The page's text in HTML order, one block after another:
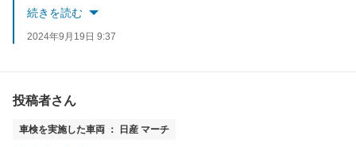
車検時以外でもお車の件で何かありましたらお気軽にご相談いただければと思います。
続きを読む
2024年9月19日 9:37
投稿者さん
車検を実施した車両 ： 日産 マーチ